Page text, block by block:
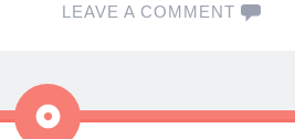
LEAVE A COMMENT